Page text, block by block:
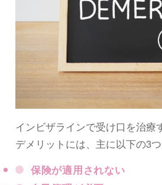
インビザラインで受け口を治療
デメリットには、主に以下の3つ
保険が適用されない